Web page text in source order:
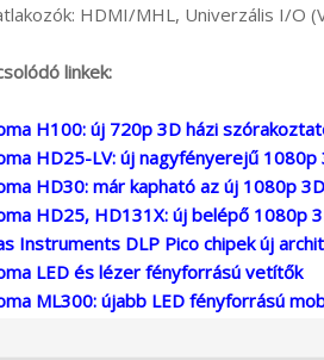
HDMI/MHL, Univerzális I/O
linkek:
H100: új 720p 3D házi
HD25-LV: új nagyfényerejű
HD30: már kapható az új 1080p
HD25, HD131X: új belépő 1080p
Instruments DLP Pico chipek új
LED és lézer fényforrású vetítők
ML300: újabb LED fényforrású